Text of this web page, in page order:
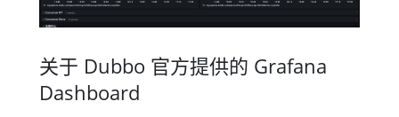
关于 Dubbo 官方提供的 Grafana
Dashboard